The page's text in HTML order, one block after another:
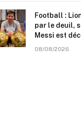
Football :
par le deuil,
Messi est
08/08/2026